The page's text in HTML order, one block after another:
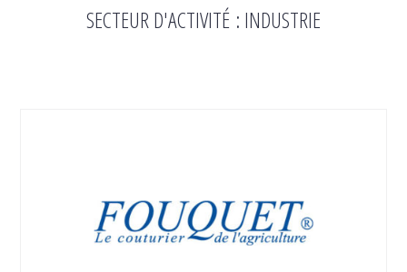
SECTEUR D'ACTIVITÉ : INDUSTRIE